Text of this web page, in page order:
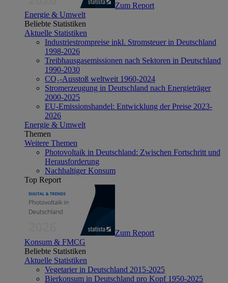
Zum Report
Energie & Umwelt
Beliebte Statistiken
Aktuelle Statistiken
Industriestrompreise inkl. Stromsteuer in Deutschland
1998-2026
Treibhausgasemissionen nach Sektoren in Deutschland
1990-2030
CO₂-Ausstoß weltweit 1960-2024
Stromerzeugung in Deutschland nach Energieträger
2000-2025
EU-Emissionshandel: Entwicklung der Preise 2023-
2026
Energie & Umwelt
Themen
Weitere Themen
Photovoltaik in Deutschland: Zwischen Fortschritt und
Herausforderung
Nachhaltiger Konsum
Top Report
Zum Report
Konsum & FMCG
Beliebte Statistiken
Aktuelle Statistiken
Vegetarier in Deutschland 2015-2025
Bierkonsum in Deutschland pro Kopf 1950-2025